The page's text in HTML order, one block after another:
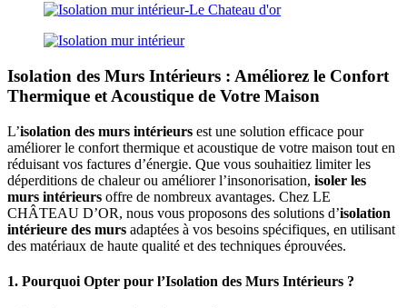
Isolation des Murs Intérieurs : Améliorez le Confort
Thermique et Acoustique de Votre Maison
L’isolation des murs intérieurs est une solution efficace pour
améliorer le confort thermique et acoustique de votre maison tout en
réduisant vos factures d’énergie. Que vous souhaitiez limiter les
déperditions de chaleur ou améliorer l’insonorisation, isoler les
murs intérieurs offre de nombreux avantages. Chez LE
CHÂTEAU D’OR, nous vous proposons des solutions d’isolation
intérieure des murs adaptées à vos besoins spécifiques, en utilisant
des matériaux de haute qualité et des techniques éprouvées.
1. Pourquoi Opter pour l’Isolation des Murs Intérieurs ?